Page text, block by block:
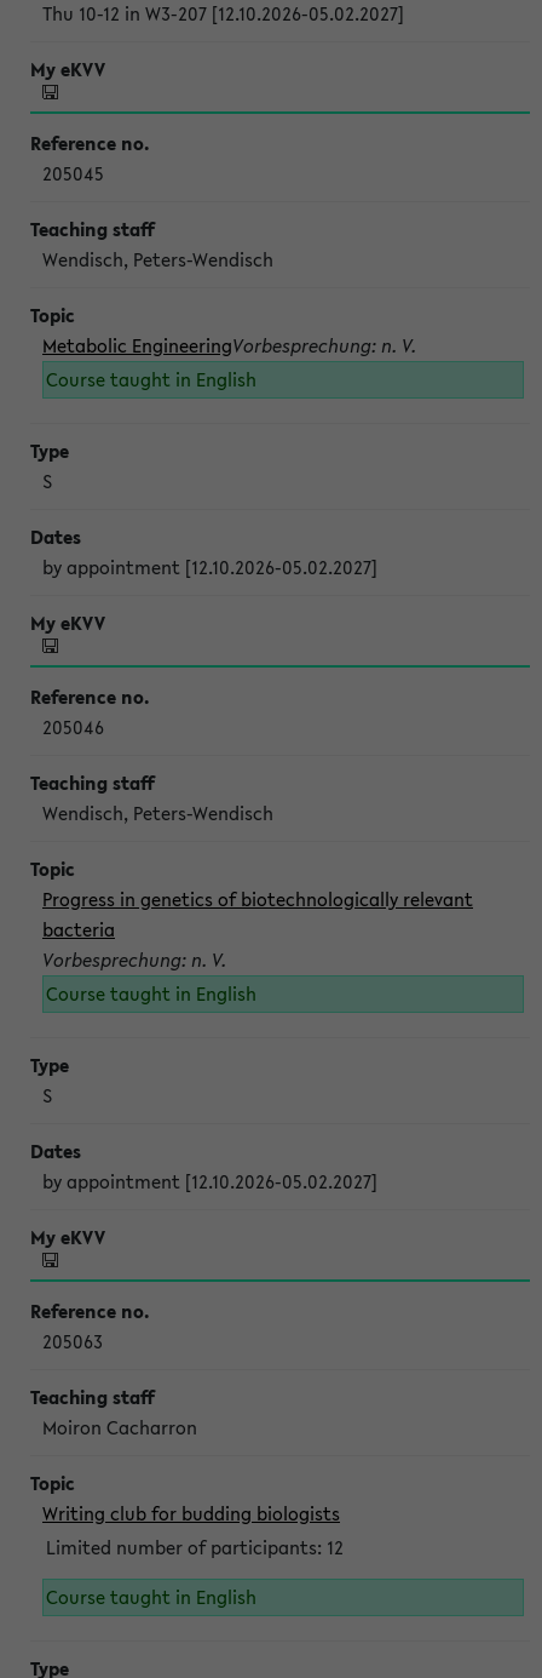
Thu 10-12 in W3-207 [12.10.2026-05.02.2027]
205045
Wendisch, Peters-Wendisch
Metabolic EngineeringVorbesprechung: n. V.
Course taught in English
S
by appointment [12.10.2026-05.02.2027]
205046
Wendisch, Peters-Wendisch
Progress in genetics of biotechnologically relevant
bacteria
Vorbesprechung: n. V.
Course taught in English
S
by appointment [12.10.2026-05.02.2027]
205063
Moiron Cacharron
Writing club for budding biologists
Limited number of participants: 12
Course taught in English